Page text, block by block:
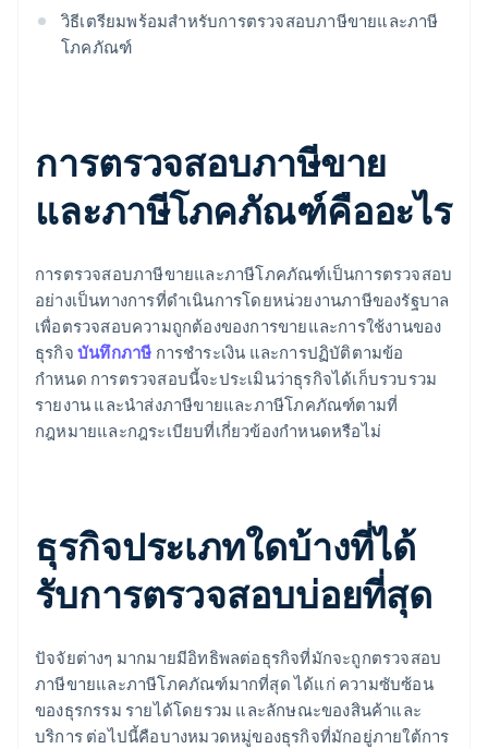
วิธีเตรียมพร้อมสําหรับการตรวจสอบภาษีขายและภาษี
โภคภัณฑ์
การตรวจสอบภาษีขาย
และภาษีโภคภัณฑ์คืออะไร
การตรวจสอบภาษีขายและภาษีโภคภัณฑ์เป็นการตรวจสอบ
อย่างเป็นทางการที่ดำเนินการโดยหน่วยงานภาษีของรัฐบาล
เพื่อตรวจสอบความถูกต้องของการขายและการใช้งานของ
ธุรกิจ บันทึกภาษี การชำระเงิน และการปฏิบัติตามข้อ
กำหนด การตรวจสอบนี้จะประเมินว่าธุรกิจได้เก็บรวบรวม
รายงาน และนําส่งภาษีขายและภาษีโภคภัณฑ์ตามที่
กฎหมายและกฎระเบียบที่เกี่ยวข้องกําหนดหรือไม่
ธุรกิจประเภทใดบ้างที่ได้
รับการตรวจสอบบ่อยที่สุด
ปัจจัยต่างๆ มากมายมีอิทธิพลต่อธุรกิจที่มักจะถูกตรวจสอบ
ภาษีขายและภาษีโภคภัณฑ์มากที่สุด ได้แก่ ความซับซ้อน
ของธุรกรรม รายได้โดยรวม และลักษณะของสินค้าและ
บริการ ต่อไปนี้คือบางหมวดหมู่ของธุรกิจที่มักอยู่ภายใต้การ